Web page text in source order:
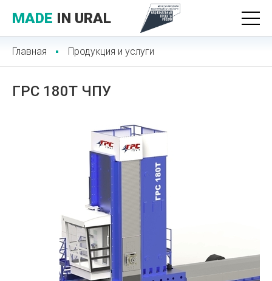
MADE IN URAL
Главная Продукция и услуги
ГРС 180Т ЧПУ